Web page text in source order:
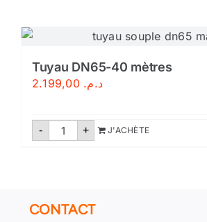
inondation
Tuyau
de
pompage
Tuyau DN65-40 mètres
د.م. 2.199,00
- quantité
+ J'ACHÈTE
CONTACT